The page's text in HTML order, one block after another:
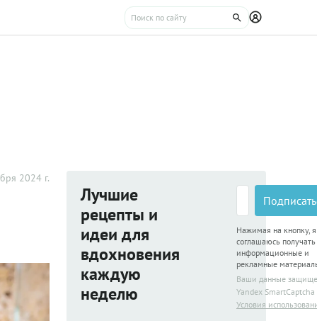
2024 г.
Лучшие
рецепты и
идеи для
вдохновения
каждую
неделю
Нажимая на кнопку, я
соглашаюсь получать
информационные и
рекламные
Ваши данные
Yandex SmartCaptcha
Условия